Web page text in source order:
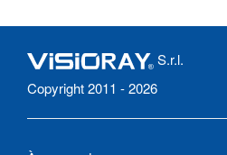
S.r.l.
Copyright 2011 - 2026